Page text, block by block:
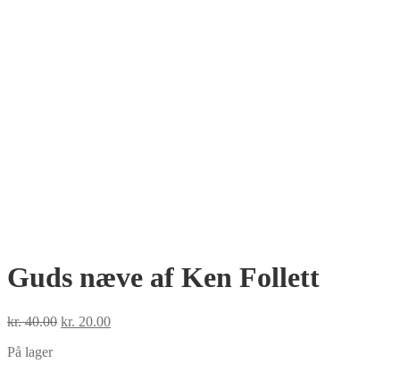
Guds næve af Ken Follett
kr.40.00 Den
kr. 20.00Den
På lager